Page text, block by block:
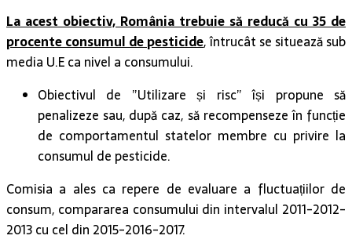
La acest obiectiv, România trebuie să reducă cu 35 de
procente consumul de pesticide, întrucât se situează sub
media U.E ca nivel a consumului.
Obiectivul de ”Utilizare și risc” își propune să
penalizeze sau, după caz, să recompenseze în funcție
de comportamentul statelor membre cu privire la
consumul de pesticide.
Comisia a ales ca repere de evaluare a fluctuațiilor de
consum, compararea consumului din intervalul 2011-2012-
2013 cu cel din 2015-2016-2017.